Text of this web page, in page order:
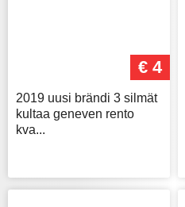
€ 4
2019 uusi brändi 3 silmät
kultaa geneven rento
kva...